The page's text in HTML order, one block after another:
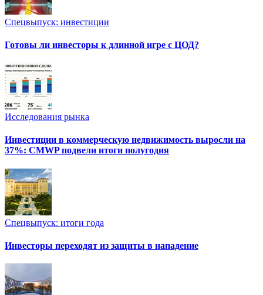
Спецвыпуск: инвестиции
Готовы ли инвесторы к длинной игре с ЦОД?
Исследования рынка
Инвестиции в коммерческую недвижимость выросли на
37%: CMWP подвели итоги полугодия
Спецвыпуск: итоги года
Инвесторы переходят из защиты в нападение